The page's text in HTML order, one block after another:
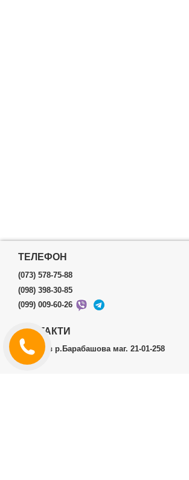
ТЕЛЕФОН
(073) 578-75-88
(098) 398-30-85
(099) 009-60-26
КОНТАКТИ
м.Харків р.Барабашова маг. 21-01-258